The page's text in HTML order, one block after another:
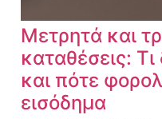
Μετρητά και
καταθέσεις:
και πότε
εισόδημα